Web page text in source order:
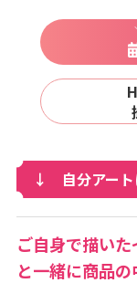
↓ 自分アー
ご自身で描い
と一緒に商品の